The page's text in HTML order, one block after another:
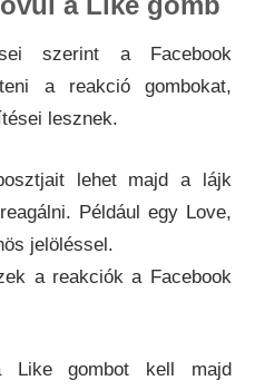
szerint a Facebook
a reakció gombokat,
lesznek.
lehet majd a lájk
Például egy Love,
jelöléssel.
a reakciók a Facebook
Like gombot kell majd